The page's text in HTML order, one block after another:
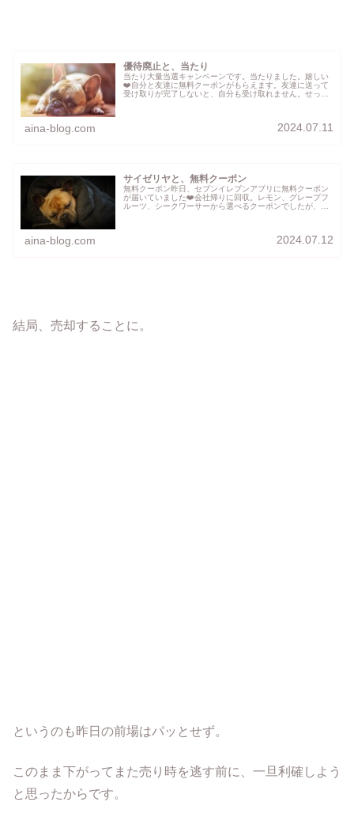
優待廃止と、当たり
当たり大量当選キャンペーンです。当たりました。嬉しい
❤️自分と友達に無料クーポンがもらえます。友達に送って
受け取りが完了しないと、自分も受け取れません。せっか
aina-blog.com 2024.07.11
サイゼリヤと、無料クーポン
無料クーポン昨日、セブンイレブンアプリに無料クーポン
が届いていました❤️会社帰りに回収。レモン、グレープフ
ルーツ、シークワーサーから選べるクーポンでしたが、お
aina-blog.com 2024.07.12
結局、売却することに。
というのも昨日の前場はパッとせず。
このまま下がってまた売り時を逃す前に、一旦利確しよう
と思ったからです。